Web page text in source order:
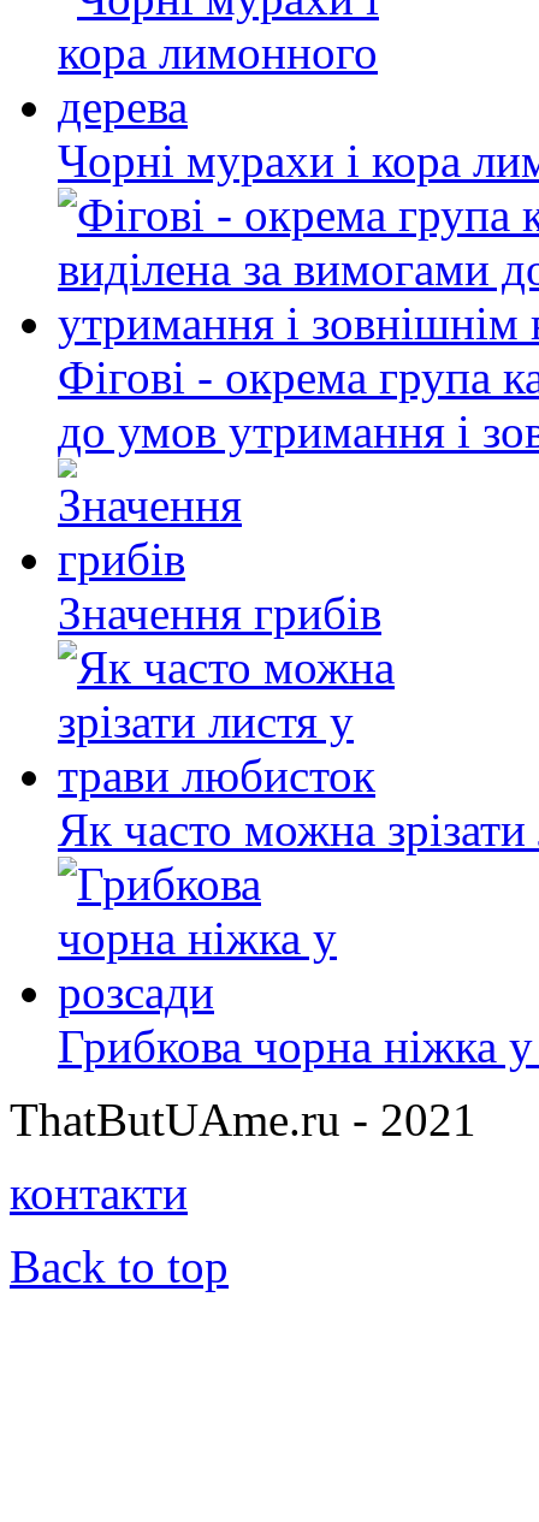
Чорні мурахи і кора
Фігові - окрема група
до умов утримання і
Значення грибів
Як часто можна
Грибкова чорна ніжка
ThatButUAme.ru - 2021
контакти
Back to top